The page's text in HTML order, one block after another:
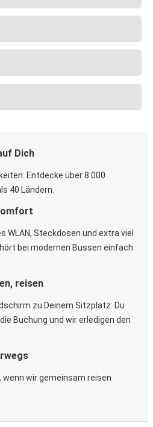
Dich
Entdecke über 8.000
40 Ländern.
WLAN, Steckdosen und extra viel
bei modernen Bussen einfach
reisen
zu Deinem Sitzplatz: Du
Buchung und wir erledigen den
wenn wir gemeinsam reisen